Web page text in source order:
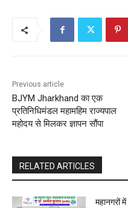
Previous article
BJYM Jharkhand का एक
प्रतिनिधिमंडल महामहिम राज्यपाल
महोदय से मिलकर ज्ञापन सौंपा
RELATED ARTICLES
महानगरों